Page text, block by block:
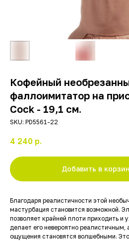
Кофейный
фаллоимитатор на
Cock - 19,1 см.
SKU: PD5561-22
4 240 р.
Добавить в
Благодаря реалистичности этой
мастурбация становится возможной.
позволяет крайней плоти приходить и
делает его невероятно реалистичным,
ощущения становятся волшебными.